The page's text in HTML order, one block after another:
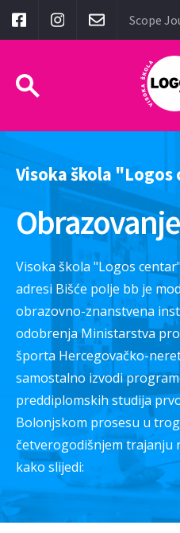
Scope
Visoka škola
Visoka škola "Logos
adresi Bišće polje bb je
obrazovno-znanstvena
odobrenja Ministarstva
športa Hercegovačko-
samostalno izvodi
preddiplomskih studija
Bolonjskom prosesu u
četverogodišnjem trajanju
kako slijedi: